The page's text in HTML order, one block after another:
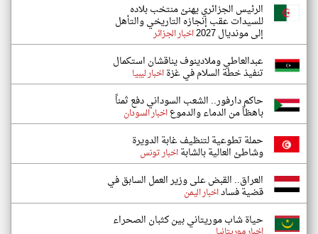
الرئيس الجزائري يهنئ منتخب بلاده
للسيدات عقب إنجازه التاريخي والتأهل
إلى مونديال 2027 اخبار الجزائر
عبدالعاطي وملادينوف يناقشان استكمال
تنفيذ خطة السلام في غزةاخبار ليبيا
حاكم دارفور.. الشعب السوداني دفع ثمناً
باهظاً من الدماء والدموعاخبار السودان
حملة تطوعية لتنظيف غابة الدويرة
وشاطئ العالية بالشابةاخبار تونس
العراق.. القبض على وزير العمل السابق في
قضية فساداخبار اليمن
حياة شاب موريتاني بين كثبان الصحراء